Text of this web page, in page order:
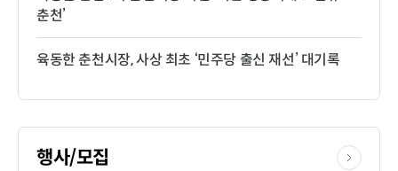
춘천’
육동한 춘천시장, 사상 최초 ‘민주당 출신 재선’ 대기록
행사/모집